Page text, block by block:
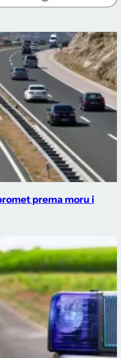
prema moru i